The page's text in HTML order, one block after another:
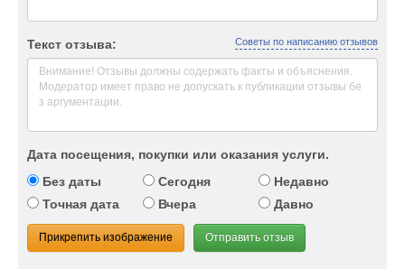
Текст отзыва: Советы по написанию отзывов
Дата посещения, покупки или оказания услуги.
Без даты
Сегодня
Недавно
Точная дата
Вчера Давно
Прикрепить изображение Отправить отзыв